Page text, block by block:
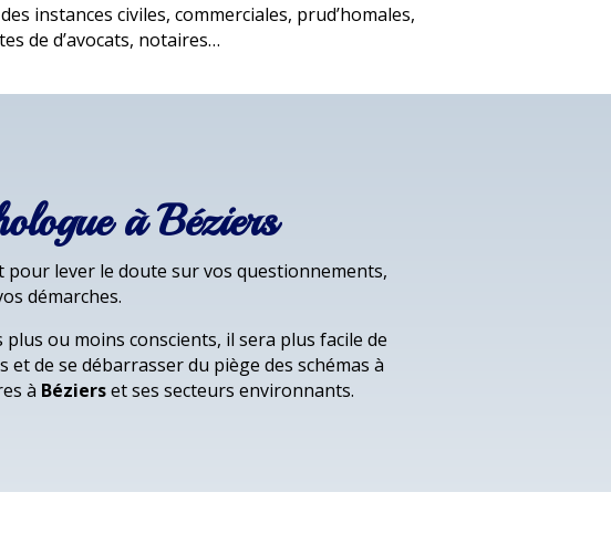
instances civiles, commerciales, prud’homales,
de d’avocats, notaires…
à Béziers
pour lever le doute sur vos questionnements,
démarches.
ou moins conscients, il sera plus facile de
et de se débarrasser du piège des schémas à
à Bézierset ses secteurs environnants.